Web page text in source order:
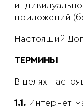
приложений
Настоящий
ТЕРМИНЫ
В целях
1.1. Интернет-